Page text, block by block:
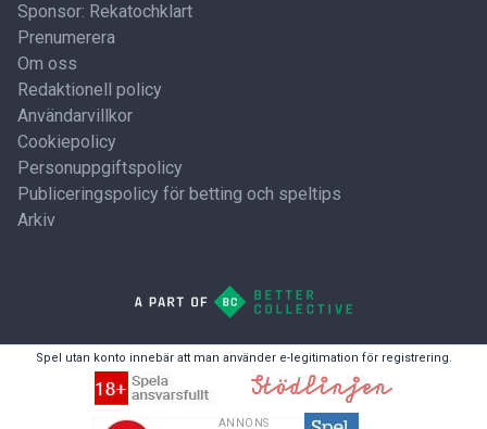
ANNONS
Sponsor: Rekatochklart
Prenumerera
Om oss
Redaktionell policy
Användarvillkor
Cookiepolicy
Personuppgiftspolicy
Publiceringspolicy för betting och speltips
Arkiv
Spel utan konto innebär att man använder e-legitimation för registrering.